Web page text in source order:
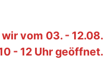
wirvom 03. - 12.08.
- 12 Uhr geöffnet.